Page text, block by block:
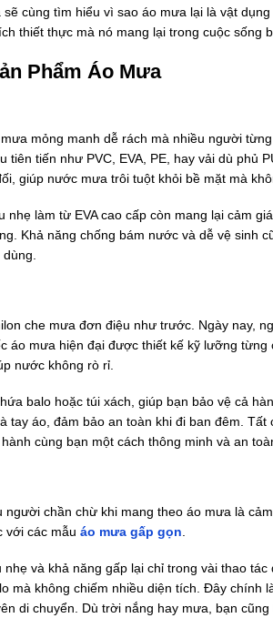
cùng tìm hiểu vì sao áo mưa lại là vật
thiết thực mà nó mang lại trong cuộc sống
Phẩm Áo Mưa
mỏng manh dễ rách mà nhiều người
tiên tiến như PVC, EVA, PE, hay vải dù phủ
giúp nước mưa trôi tuột khỏi bề mặt mà
làm từ EVA cao cấp còn mang lại cảm
Khả năng chống bám nước và dễ vệ sinh
che mưa đơn điệu như trước. Ngày nay,
áo mưa hiện đại được thiết kế kỹ lưỡng
nước không rò rỉ.
balo hoặc túi xách, giúp bạn bảo vệ cả
tay áo, đảm bảo an toàn khi đi ban đêm.
cùng bạn một cách thông minh và an
chần chừ khi mang theo áo mưa là
với các mẫu áo mưa gấp gọn
và khả năng gấp lại chỉ trong vài thao
mà không chiếm nhiều diện tích. Đây chính
di chuyển. Dù trời nắng hay mưa, bạn